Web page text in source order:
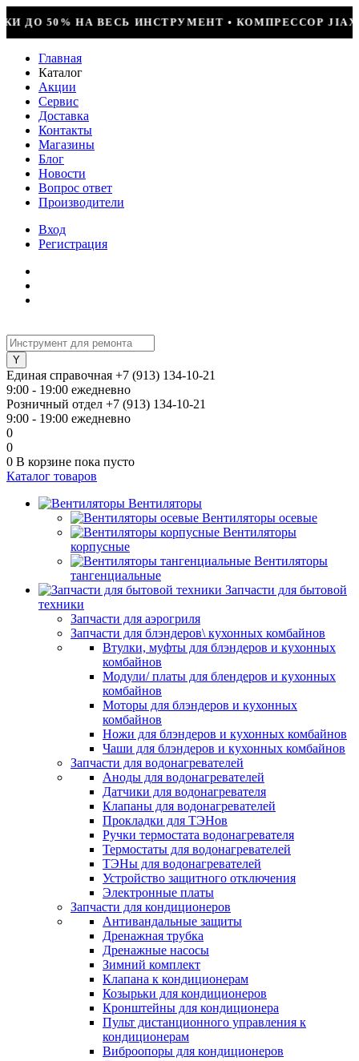
• КОМПРЕССОР JIAXIPERA T1114YB, 170ВТ, R-
Главная
Каталог
Акции
Сервис
Доставка
Контакты
Магазины
Блог
Новости
Вопрос ответ
Производители
Вход
Регистрация
Единая справочная +7 (913) 134-10-21
9:00 - 19:00 ежедневно
Розничный отдел +7 (913) 134-10-21
9:00 - 19:00 ежедневно
0
0
0 В корзине пока пусто
Каталог товаров
Вентиляторы
Вентиляторы осевые
Вентиляторы
корпусные
Вентиляторы
тангенциальные
Запчасти для бытовой
техники
Запчасти для аэрогриля
Запчасти для блэндеров\ кухонных комбайнов
Втулки, муфты для блэндеров и кухонных
комбайнов
Модули/ платы для блендеров и кухонных
комбайнов
Моторы для блэндеров и кухонных
комбайнов
Ножи для блэндеров и кухонных комбайнов
Чаши для блэндеров и кухонных комбайнов
Запчасти для водонагревателей
Аноды для водонагревателей
Датчики для водонагревателя
Клапаны для водонагревателей
Прокладки для ТЭНов
Ручки термостата водонагревателя
Термостаты для водонагревателей
ТЭНы для водонагревателей
Устройство защитного отключения
Электронные платы
Запчасти для кондиционеров
Антивандальные защиты
Дренажная трубка
Дренажные насосы
Зимний комплект
Клапана к кондиционерам
Козырьки для кондиционеров
Кронштейны для кондиционера
Пульт дистанционного управления к
кондиционерам
Виброопоры для кондиционеров